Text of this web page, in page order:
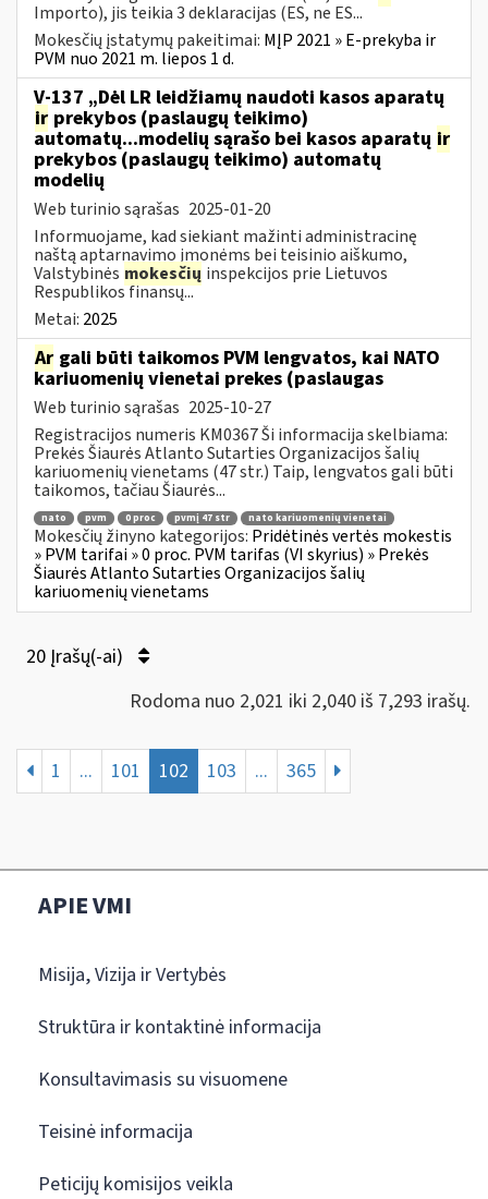
Importo), jis teikia 3 deklaracijas (ES, ne ES...
Mokesčių įstatymų pakeitimai: MĮP 2021 » E-prekyba ir
PVM nuo 2021 m. liepos 1 d.
V-137 „Dėl LR leidžiamų naudoti kasos aparatų
ir prekybos (paslaugų teikimo)
automatų...modelių sąrašo bei kasos aparatų ir
prekybos (paslaugų teikimo) automatų
modelių
Web turinio sąrašas 2025-01-20
Informuojame, kad siekiant mažinti administracinę
naštą aptarnavimo įmonėms bei teisinio aiškumo,
Valstybinės mokesčių inspekcijos prie Lietuvos
Respublikos finansų...
Metai: 2025
Ar gali būti taikomos PVM lengvatos, kai NATO
kariuomenių vienetai prekes (paslaugas
Web turinio sąrašas 2025-10-27
Registracijos numeris KM0367 Ši informacija skelbiama:
Prekės Šiaurės Atlanto Sutarties Organizacijos šalių
kariuomenių vienetams (47 str.) Taip, lengvatos gali būti
taikomos, tačiau Šiaurės...
nato pvm 0 proc pvmį 47 str nato kariuomenių vienetai
Mokesčių žinyno kategorijos: Pridėtinės vertės mokestis
» PVM tarifai » 0 proc. PVM tarifas (VI skyrius) » Prekės
Šiaurės Atlanto Sutarties Organizacijos šalių
kariuomenių vienetams
20 Įrašų(-ai)
Rodoma nuo 2,021 iki 2,040 iš 7,293 irašų.
1 ... 101 102 103 ... 365
APIE VMI
Misija, Vizija ir Vertybės
Struktūra ir kontaktinė informacija
Konsultavimasis su visuomene
Teisinė informacija
Peticijų komisijos veikla